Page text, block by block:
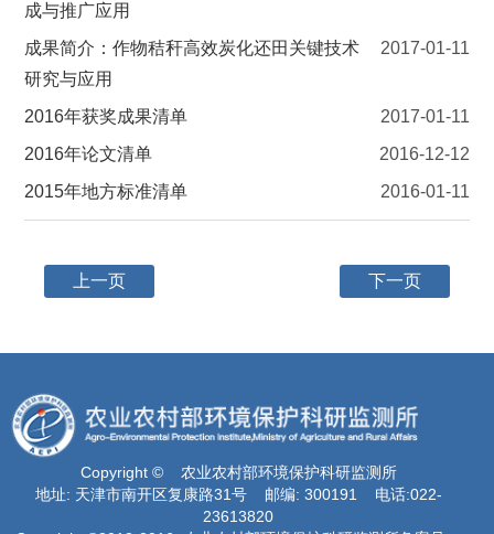
成与推广应用
2017-01-11
成果简介：作物秸秆高效炭化还田关键技术
研究与应用
2017-01-11
2016年获奖成果清单
2016-12-12
2016年论文清单
2016-01-11
2015年地方标准清单
上一页 下一页
Copyright © 农业农村部环境保护科研监测所
地址: 天津市南开区复康路31号 邮编: 300191 电话:022-
23613820